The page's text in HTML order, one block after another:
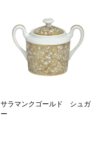
サラマンクゴールド シュガ
ー